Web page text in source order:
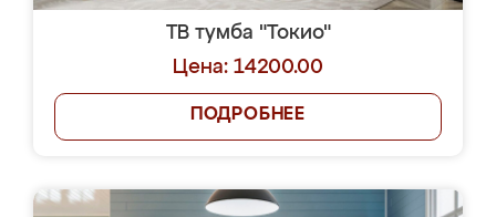
ТВ тумба "Токио"
Цена: 14200.00
ПОДРОБНЕЕ